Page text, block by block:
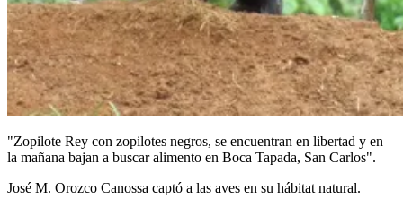
"Zopilote Rey con zopilotes negros, se encuentran en libertad y en
la mañana bajan a buscar alimento en Boca Tapada, San Carlos".
José M. Orozco Canossa captó a las aves en su hábitat natural.